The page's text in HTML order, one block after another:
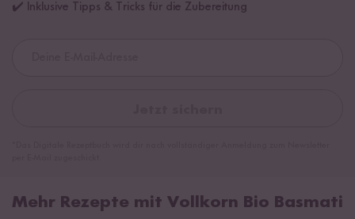
✔️ Inklusive Tipps & Tricks für die Zubereitung
Mehr Rezepte mit Vollkorn Bio Basmati